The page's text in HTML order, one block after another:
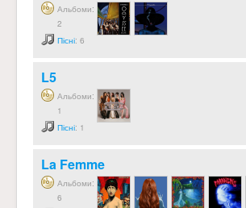
Альбоми:
2
Пісні: 6
L5
Альбоми:
1
Пісні: 1
La Femme
Альбоми:
6